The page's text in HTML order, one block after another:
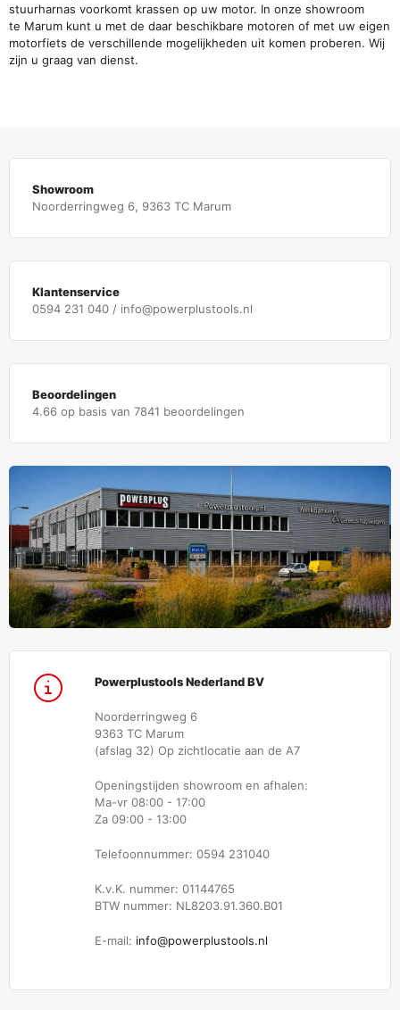
stuurharnas voorkomt krassen op uw motor. In onze showroom
te Marum kunt u met de daar beschikbare motoren of met uw eigen
motorfiets de verschillende mogelijkheden uit komen proberen. Wij
zijn u graag van dienst.
Showroom
Noorderringweg 6, 9363 TC Marum
Klantenservice
0594 231 040 / info@powerplustools.nl
Beoordelingen
4.66 op basis van 7841 beoordelingen
Powerplustools Nederland BV
Noorderringweg 6
9363 TC Marum
(afslag 32) Op zichtlocatie aan de A7
Openingstijden showroom en afhalen:
Ma-vr 08:00 - 17:00
Za 09:00 - 13:00
Telefoonnummer: 0594 231040
K.v.K. nummer: 01144765
BTW nummer: NL8203.91.360.B01
E-mail: info@powerplustools.nl